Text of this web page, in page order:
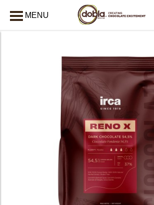
MENU